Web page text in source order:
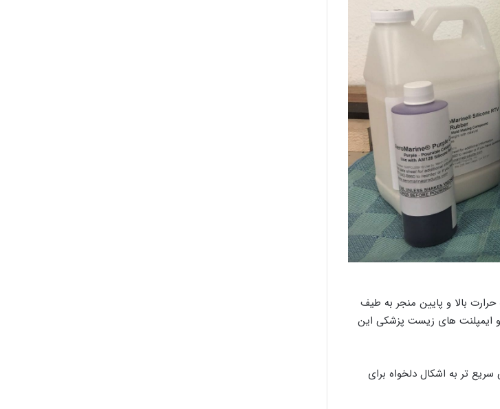
بالا و پایین منجر به طیف
و ایمپلنت های زیست پزشکی این
تر به اشکال دلخواه برای